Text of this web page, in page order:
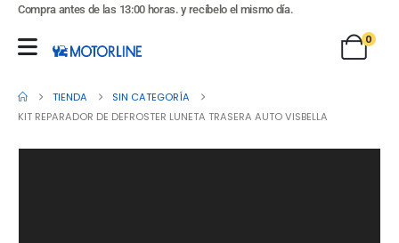
Compra antes de las 13:00 horas. y recíbelo el mismo día.
0
TIENDA
SIN CATEGORÍA
KIT REPARADOR DE DEFROSTER LUNETA TRASERA AUTO VISBELLA
Reproductor